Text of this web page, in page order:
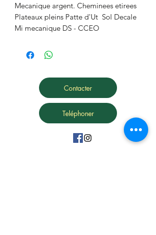
Mecanique argent. Cheminees etirees
Plateaux pleins Patte d'Ut  Sol Decale
Mi mecanique DS - CCEO
Contacter
Teléphoner